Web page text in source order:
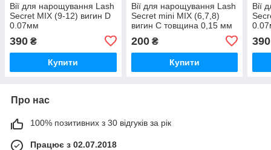
Вії для нарощування Lash
Secret MIX (9-12) вигин D
0.07мм
390 ₴
Купити
Вії для нарощування Lash
Secret mini MIX (6,7,8)
вигин С товщина 0,15 мм
200₴
Купити
Вії
390
Про нас
100% позитивних з 30 відгуків за рік
Працює з 02.07.2018